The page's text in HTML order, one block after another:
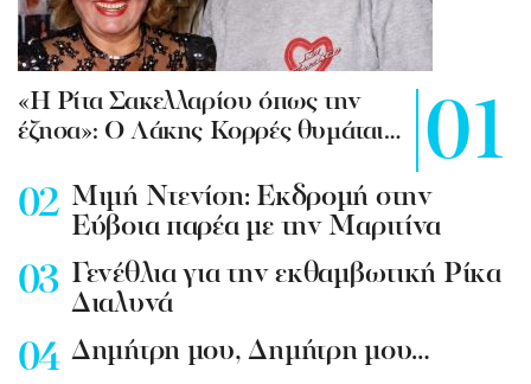
«Η Ρίτα Σακελλαρίου όπως την
έζησα»: Ο Λάκης Κορρές θυμάται…
Mιμή Ντενίση: Εκδρομή στην
Εύβοια παρέα με την Μαριτίνα
Γενέθλια για την εκθαμβωτική Ρίκα
Διαλυνά
Δημήτρη μου, Δημήτρη μου…